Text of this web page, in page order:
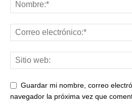
Guardar mi nombre, correo
navegador la próxima vez que